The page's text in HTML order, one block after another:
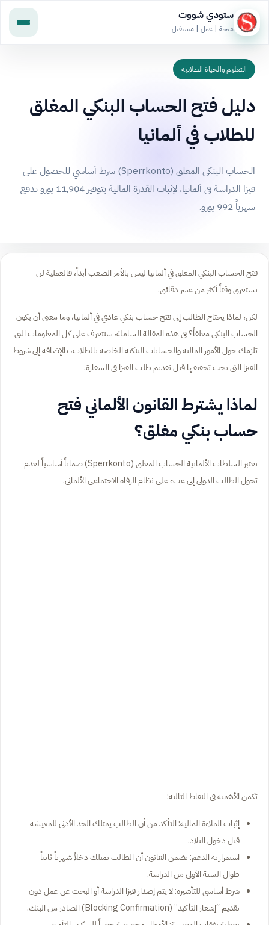
ستودي شووت
منحة | عمل | مستقبل
التعليم والحياة الطلابية
دليل فتح الحساب البنكي المغلق
للطلاب في ألمانيا
الحساب البنكي المغلق (Sperrkonto) شرط أساسي للحصول على
فيزا الدراسة في ألمانيا، لإثبات القدرة المالية بتوفير 11,904 يورو تدفع
شهرياً 992 يورو.
فتح الحساب البنكي المغلق في ألمانيا ليس بالأمر الصعب أبداً، فالعملية لن
تستغرق وقتاً أكثر من عشر دقائق.
لكن، لماذا يحتاج الطالب إلى فتح حساب بنكي عادي في ألمانيا، وما معنى أن يكون
الحساب البنكي مغلقاً؟ في هذه المقالة الشاملة، سنتعرف على كل المعلومات التي
تلزمك حول الأمور المالية والحسابات البنكية الخاصة بالطلاب، بالإضافة إلى شروط
الفيزا التي يجب تحقيقها قبل تقديم طلب الفيزا في السفارة.
لماذا يشترط القانون الألماني فتح
حساب بنكي مغلق؟
تعتبر السلطات الألمانية الحساب المغلق (Sperrkonto) ضماناً أساسياً لعدم
تحول الطالب الدولي إلى عبء على نظام الرفاه الاجتماعي الألماني.
تكمن الأهمية في النقاط التالية:
إثبات الملاءة المالية: التأكد من أن الطالب يمتلك الحد الأدنى للمعيشة
قبل دخول البلاد.
استمرارية الدعم: يضمن القانون أن الطالب يمتلك دخلاً شهرياً ثابتاً
طوال السنة الأولى من الدراسة.
شرط أساسي للتأشيرة: لا يتم إصدار فيزا الدراسة أو البحث عن عمل دون
تقديم “إشعار التأكيد” (Blocking Confirmation) الصادر من البنك.